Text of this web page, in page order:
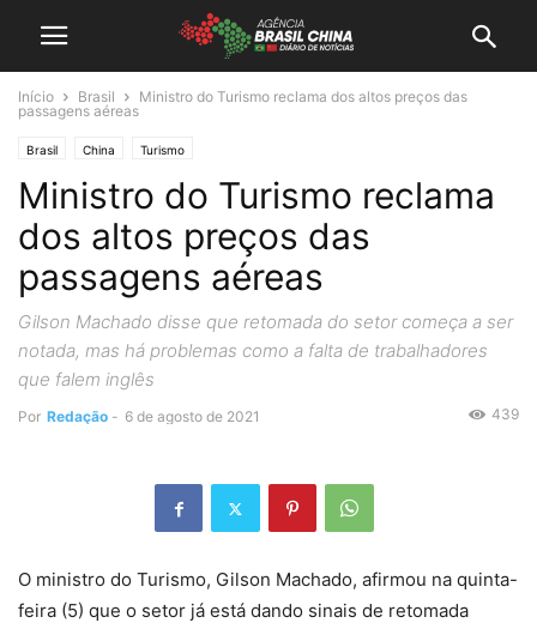
Início Brasil
Ministro do Turismo reclama dos altos preços das
passagens aéreas
Brasil China Turismo
Ministro do Turismo reclama
dos altos preços das
passagens aéreas
Gilson Machado disse que retomada do setor começa a ser
notada, mas há problemas como a falta de trabalhadores
que falem inglês
Por Redação - 6 de agosto de 2021 439
O ministro do Turismo, Gilson Machado, afirmou na quinta-
feira (5) que o setor já está dando sinais de retomada